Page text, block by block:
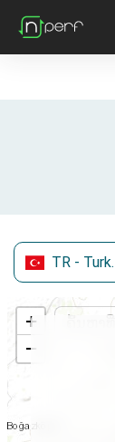
TR - Turkey
+
−